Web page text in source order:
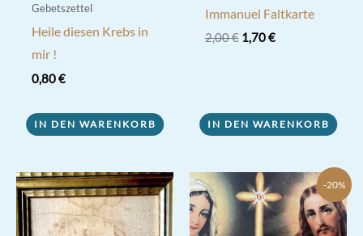
Gebetszettel
Heile diesen Krebs in
mir !
0,80€
IN DEN WARENKORB
Immanuel Faltkarte
2,00€ Ursprünglicher
1,70€Aktueller
IN DEN WARENKORB
-20%